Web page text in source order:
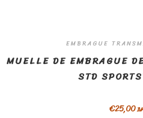
EMBRAGUE
MUELLE DE EMBRAGUE
STD
€25,00